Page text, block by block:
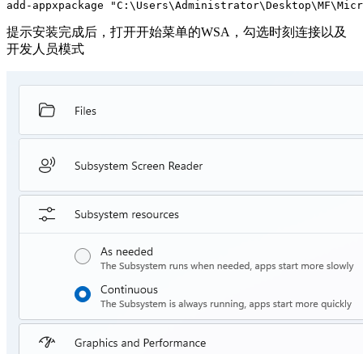
提示安装完成后，打开开始菜单的WSA，勾选时刻连接以及
开发人员模式